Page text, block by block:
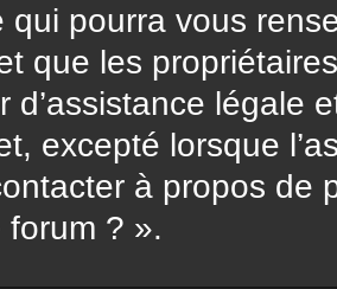
qui pourra vous
que les
d’assistance légale
excepté lorsque
à propos de
forum ? ».